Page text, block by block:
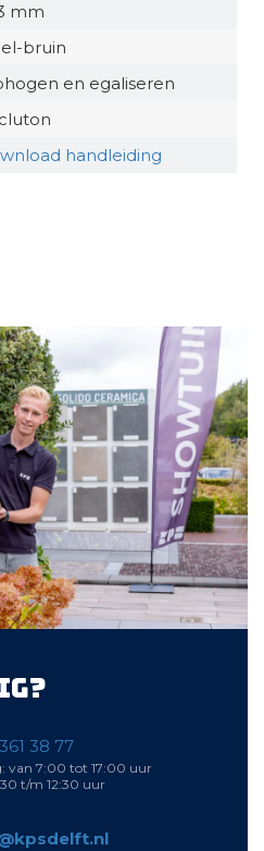
mm
bruin
en egaliseren
handleiding
38 77
van 7:00 tot 17:00 uur
t/m 12:30 uur